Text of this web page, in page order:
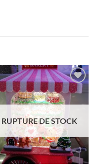
Ajouter
à la liste
d'envie
RUPTURE DE STOCK